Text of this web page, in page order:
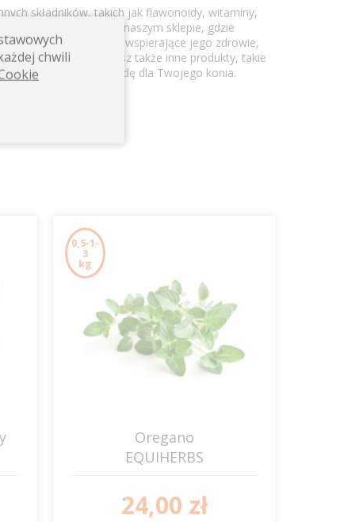
składników, takich jak flawonoidy, witaminy,
jest dostępny w naszym sklepie, gdzie
konia o preparaty wspierające jego zdrowie,
ofercie znajdziesz także inne produkty, takie
i smaczną nagrodę dla Twojego konia.
0,5-1-
3
kg
Oregano
EQUIHERBS
24,00 zł
chwili